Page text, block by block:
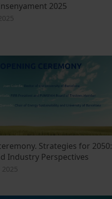
2025
Strategies for 2050:
Industry Perspectives